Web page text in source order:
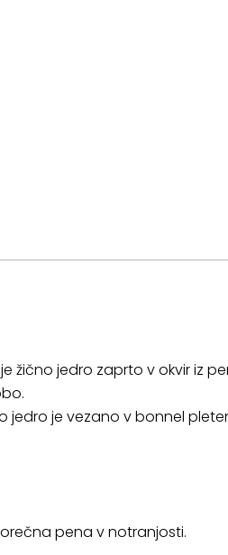
žično jedro zaprto v okvir iz
jedro je vezano v bonnel
pena v notranjosti.